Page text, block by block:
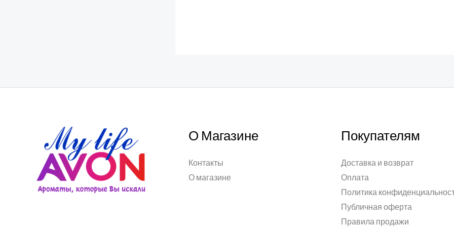
О Магазине
Контакты
О магазине
Покупателям
Доставка и возврат
Оплата
Политика
Публичная оферта
Правила продажи